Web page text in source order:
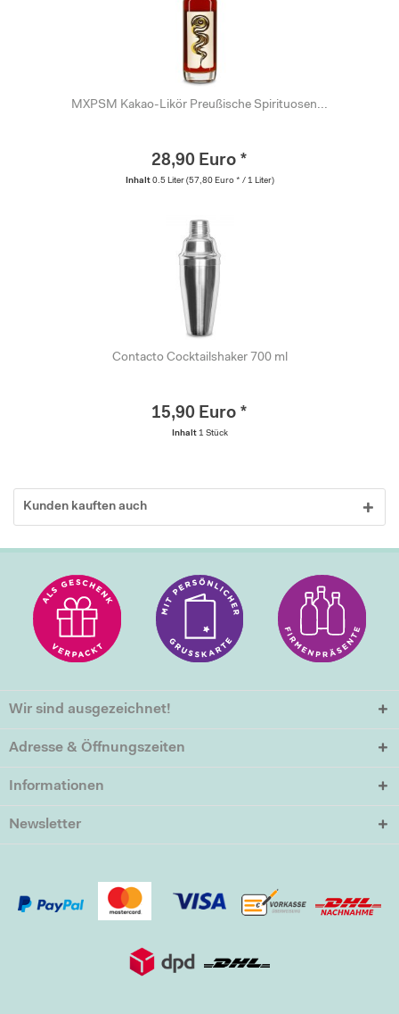
MXPSM Kakao-Likör Preußische Spirituosen...
28,90 Euro *
Inhalt 0.5 Liter (57,80 Euro * / 1 Liter)
Contacto Cocktailshaker 700 ml
15,90 Euro *
Inhalt 1 Stück
Kunden kauften auch
Wir sind ausgezeichnet!
Adresse & Öffnungszeiten
Informationen
Newsletter